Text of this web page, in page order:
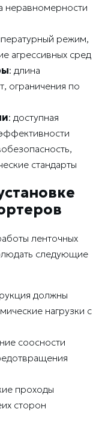
неравномерности
режим,
агрессивных сред
: длина
ограничения по
: доступная
стандарты
ленточных
следующие
должны
нагрузки с
соосности
проходы
сторон